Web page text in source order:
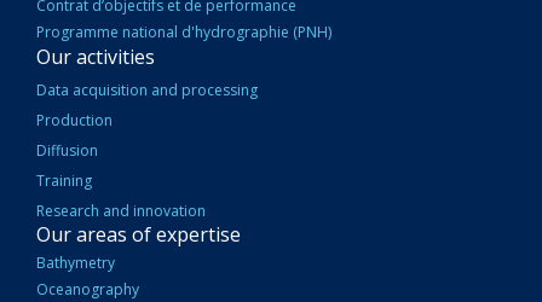
Contrat d’objectifs et de performance
Programme national d'hydrographie (PNH)
Our activities
Data acquisition and processing
Production
Diffusion
Training
Research and innovation
Our areas of expertise
Bathymetry
Oceanography